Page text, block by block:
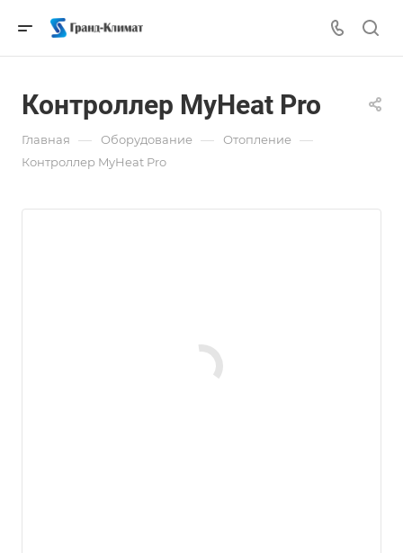
Контроллер MyHeat Pro
Главная — Оборудование — Отопление —
Контроллер MyHeat Pro